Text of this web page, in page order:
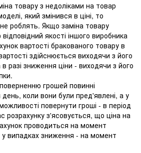
товару з недоліками на товар
який змінився в ціні, то
роблять. Якщо заміна товару
якості іншого виробника
вартості бракованого товару в
здійснюється виходячи з його
в разі зниження ціни - виходячи з його
грошей повинні
коли вони були пред'явлені, а у
повернути гроші - в період
розрахунку з'ясовується, що ціна на
проводиться на момент
випадках зниження - на момент